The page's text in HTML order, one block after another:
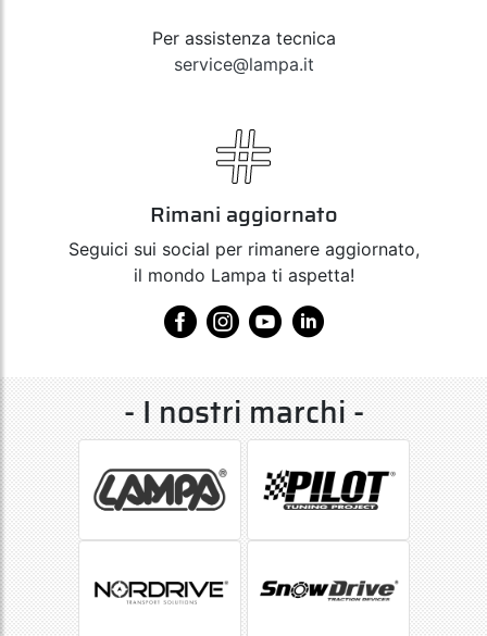
Per assistenza tecnica
service@lampa.it
Rimani aggiornato
Seguici sui social per rimanere aggiornato,
il mondo Lampa ti aspetta!
- I nostri marchi -